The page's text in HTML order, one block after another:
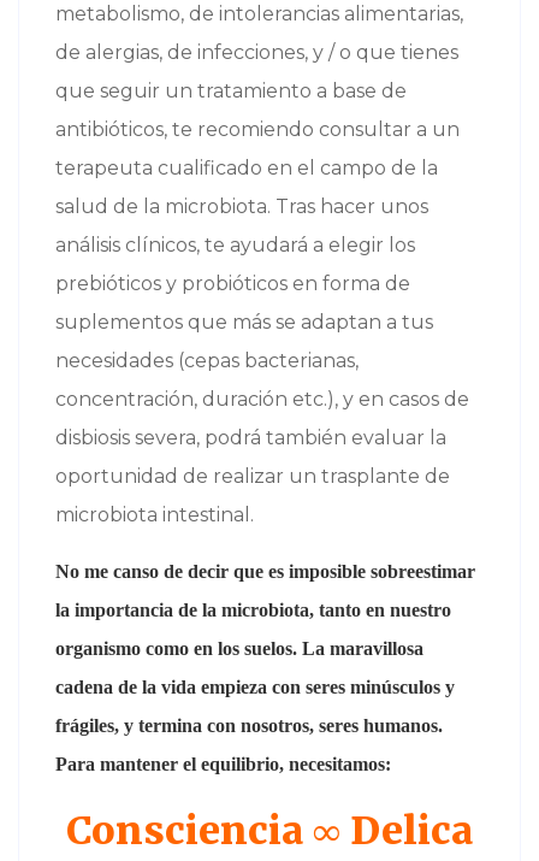
metabolismo, de intolerancias alimentarias,
de alergias, de infecciones, y / o que tienes
que seguir un tratamiento a base de
antibióticos, te recomiendo consultar a un
terapeuta cualificado en el campo de la
salud de la microbiota. Tras hacer unos
análisis clínicos, te ayudará a elegir los
prebióticos y probióticos en forma de
suplementos que más se adaptan a tus
necesidades (cepas bacterianas,
concentración, duración etc.), y en casos de
disbiosis severa, podrá también evaluar la
oportunidad de realizar un trasplante de
microbiota intestinal.
No me canso de decir que es imposible sobreestimar
la importancia de la microbiota, tanto en nuestro
organismo como en los suelos. La maravillosa
cadena de la vida empieza con seres minúsculos y
frágiles, y termina con nosotros, seres humanos.
Para mantener el equilibrio, necesitamos:
Consciencia ∞ Delica